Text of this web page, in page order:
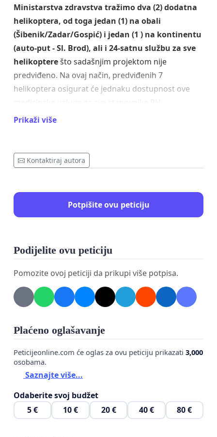
Ministarstva zdravstva tražimo dva (2) dodatna
helikoptera, od toga jedan (1) na obali
(Šibenik/Zadar/Gospić) i jedan (1 ) na kontinentu
(auto-put - Sl. Brod), ali i 24-satnu službu za sve
helikopterešto sadašnjim projektom nije
predviđeno. Na ovaj način, predviđenih 7
helikoptera osigurat će jednaku dostupnost ove
Ustavom RH zagarantirana je jednaka i
na cijelom teritoriju RH.
imaju u svojim državama i smatraju je
neophodnom za zdravstvenu sigurnost. Ujedno,
demografska je mjera na ruralnim područjima kao
Prikaži više
Kontaktiraj autora
Potpišite ovu peticiju
Podijelite ovu peticiju
Pomozite ovoj peticiji da prikupi više potpisa.
Plaćeno oglašavanje
Peticijeonline.com će oglas za ovu peticiju prikazati 3,000
osobama.
Saznajte više...
Odaberite svoj budžet
5 €
10 € 20 € 40 € 80 €